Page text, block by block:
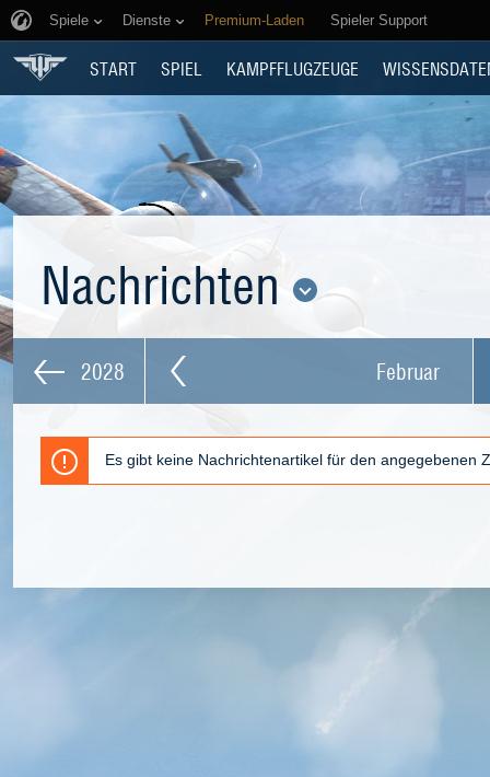
Spiele Dienste Premium-Laden Spieler Support
START SPIEL KAMPFFLUGZEUGE
Nachrichten
2028 Februar
Es gibt keine Nachrichtenartikel für den angegebenen